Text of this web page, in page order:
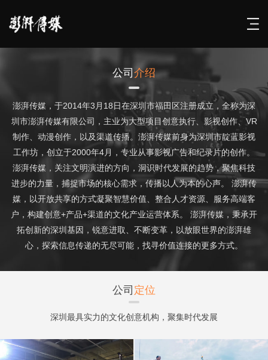
公司 介绍
澎湃传媒，于2014年3月18日在深圳市福田区注册成立，全称为深
圳市澎湃传媒有限公司，主业为大型项目创意执行、影视创作、VR
制作、动漫创作，以及渠道传播。澎湃传媒前身为深圳市靛蓝影视
工作坊，创立于2000年4月，专业从事影视广告和纪录片的创作。
澎湃传媒，关注文明演进的方向，洞识时代发展的趋势，聚焦科技
进步的力量，捕捉市场的核心需求，传播以人为本的心声。 澎湃传
媒，以开放共享的方式凝聚智慧价值、整合人才资源、服务高端客
户，构建创意+产品+渠道的文化产业运营体系。 澎湃传媒，秉承开
拓创新的深圳基因，锐意进取、不断变革，以放眼世界的澎湃雄
心，探索信息传递的无尽可能，找寻价值连接的更多方式。
公司 定位
深圳最具实力的文化创意机构，聚集时代发展
构建创意+产品+渠道的文